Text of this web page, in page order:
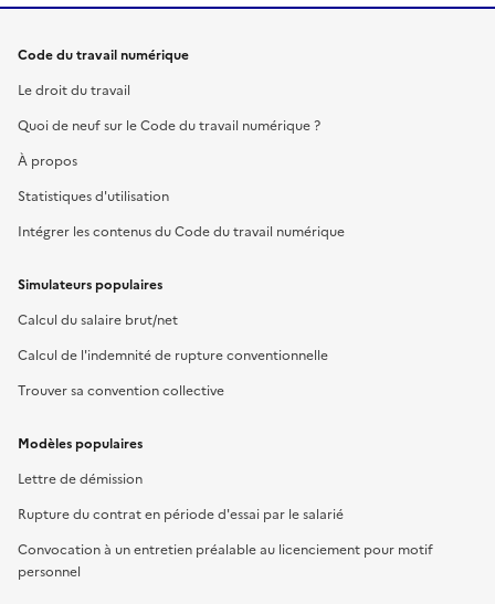
Code du travail numérique
Le droit du travail
Quoi de neuf sur le Code du travail numérique ?
À propos
Statistiques d'utilisation
Intégrer les contenus du Code du travail numérique
Simulateurs populaires
Calcul du salaire brut/net
Calcul de l'indemnité de rupture conventionnelle
Trouver sa convention collective
Modèles populaires
Lettre de démission
Rupture du contrat en période d'essai par le salarié
Convocation à un entretien préalable au licenciement pour motif
personnel